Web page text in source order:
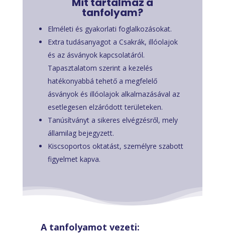
tanfolyam?
Elméleti és gyakorlati foglalkozásokat.
Extra tudásanyagot a Csakrák, illóolajok
és az ásványok kapcsolatáról.
Tapasztalatom szerint a kezelés
hatékonyabbá tehető a megfelelő
ásványok és illóolajok alkalmazásával az
esetlegesen elzáródott területeken.
Tanúsítványt a sikeres elvégzésről, mely
államilag bejegyzett.
Kiscsoportos oktatást, személyre szabott
figyelmet kapva.
A tanfolyamot vezeti: